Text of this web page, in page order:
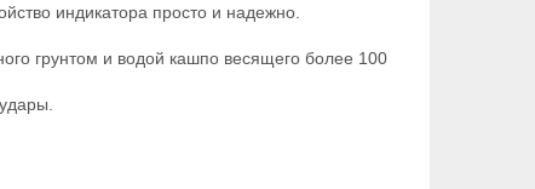
индикатора просто и надежно.
грунтом и водой кашпо весящего более 100